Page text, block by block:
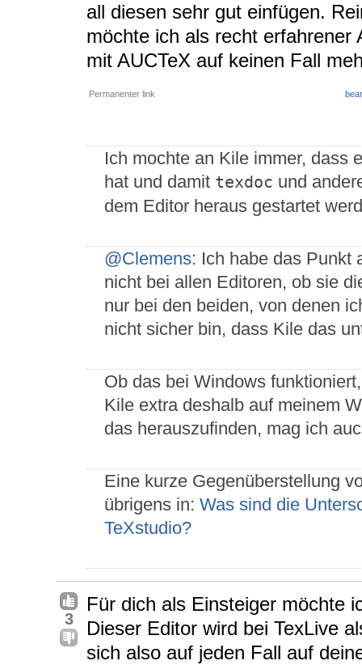
all diesen sehr gut einfügen.
möchte ich als recht erfahrener
mit AUCTeX auf keinen Fall
Permanenter link
Ich mochte an Kile immer, dass
hat und damit texdoc und
dem Editor heraus gestartet
@Clemens: Ich habe das Punkt
nicht bei allen Editoren, ob sie
nur bei den beiden, von denen
nicht sicher bin, dass Kile das
Ob das bei Windows
Kile extra deshalb auf meinem
das herauszufinden, mag ich
Eine kurze Gegenüberstellung
übrigens in: Was sind die
TeXstudio?
3
Für dich als Einsteiger möchte
Dieser Editor wird bei TexLive
sich also auf jeden Fall auf